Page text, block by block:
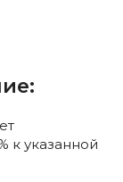
к указанной